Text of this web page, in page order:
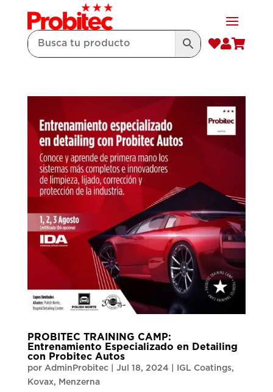

PROBITEC TRAINING CAMP:
Entrenamiento Especializado en Detailing
con Probitec Autos
por AdminProbitec| Jul 18, 2024 IGL Coatings,
Kovax, Menzerna